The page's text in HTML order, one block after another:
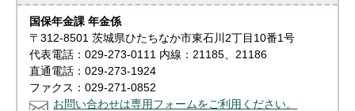
国保年金課 年金係
〒312-8501 茨城県ひたちなか市東石川2丁目10番1号
代表電話：029-273-0111 内線：21185、21186
直通電話：029-273-1924
ファクス：029-271-0852
お問い合わせは専用フォームをご利用ください。